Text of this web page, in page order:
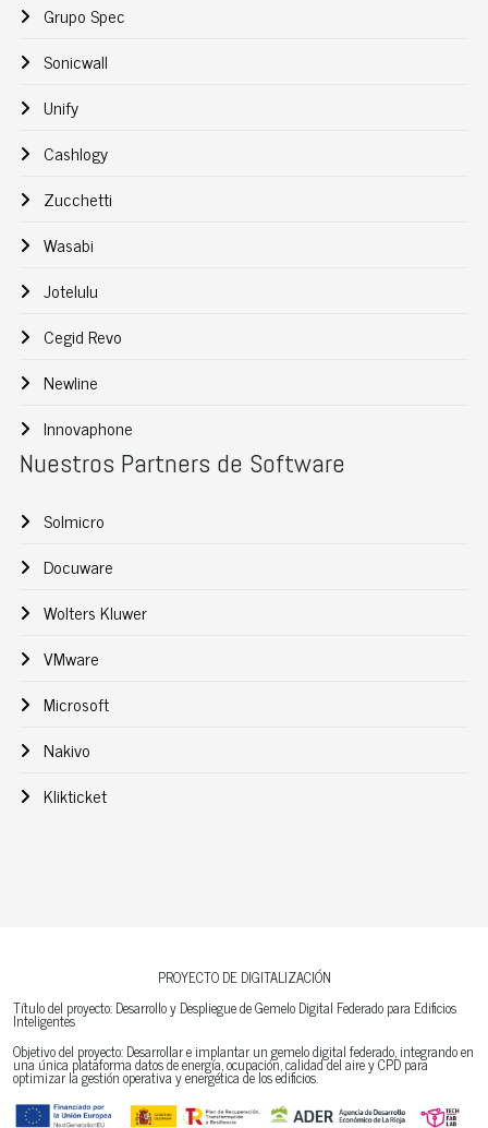
Grupo Spec
Sonicwall
Unify
Cashlogy
Zucchetti
Wasabi
Jotelulu
Cegid Revo
Newline
Innovaphone
Nuestros Partners de Software
Solmicro
Docuware
Wolters Kluwer
VMware
Microsoft
Nakivo
Klikticket
PROYECTO DE DIGITALIZACIÓN
Título del proyecto: Desarrollo y Despliegue de Gemelo Digital Federado para Edificios
Inteligentes
Objetivo del proyecto: Desarrollar e implantar un gemelo digital federado, integrando en
una única plataforma datos de energía, ocupación, calidad del aire y CPD para
optimizar la gestión operativa y energética de los edificios.